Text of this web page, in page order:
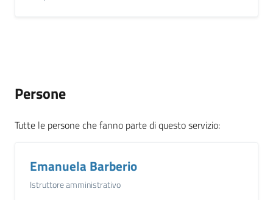
Persone
Tutte le persone che fanno parte di questo servizio:
Emanuela Barberio
Istruttore amministrativo